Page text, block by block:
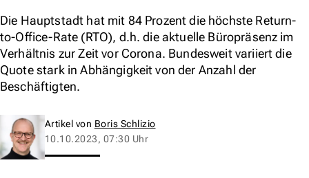
Die Hauptstadt hat mit 84 Prozent die höchste Return-
to-Office-Rate (RTO), d.h. die aktuelle Büropräsenz im
Verhältnis zur Zeit vor Corona. Bundesweit variiert die
Quote stark in Abhängigkeit von der Anzahl der
Beschäftigten.
Artikel von Boris Schlizio
10.10.2023, 07:30 Uhr